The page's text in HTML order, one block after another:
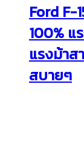
Ford F-
100% แ
แรงม้าส
สบายๆ